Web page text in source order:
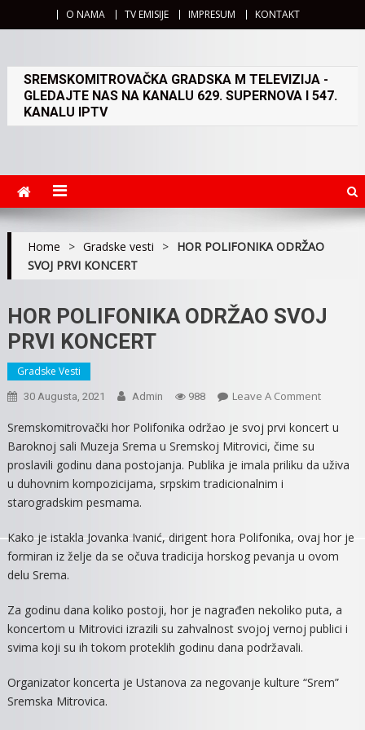
O NAMA TV EMISIJE IMPRESUM KONTAKT
SREMSKOMITROVAČKA GRADSKA M TELEVIZIJA -
GLEDAJTE NAS NA KANALU 629. SUPERNOVA I 547.
KANALU IPTV
Home > Gradske vesti > HOR POLIFONIKA ODRŽAO
SVOJ PRVI KONCERT
HOR POLIFONIKA ODRŽAO SVOJ
PRVI KONCERT
Gradske Vesti
30 Augusta, 2021 Admin 988 Leave A CommentOn
SVOJ
Sremskomitrovački hor Polifonika održao je svoj prvi koncert u
Baroknoj sali Muzeja Srema u Sremskoj Mitrovici, čime su
proslavili godinu dana postojanja. Publika je imala priliku da uživa
u duhovnim kompozicijama, srpskim tradicionalnim i
starogradskim pesmama.
Kako je istakla Jovanka Ivanić, dirigent hora Polifonika, ovaj hor je
formiran iz želje da se očuva tradicija horskog pevanja u ovom
delu Srema.
Za godinu dana koliko postoji, hor je nagrađen nekoliko puta, a
koncertom u Mitrovici izrazili su zahvalnost svojoj vernoj publici i
svima koji su ih tokom proteklih godinu dana podržavali.
Organizator koncerta je Ustanova za negovanje kulture “Srem”
Sremska Mitrovica.